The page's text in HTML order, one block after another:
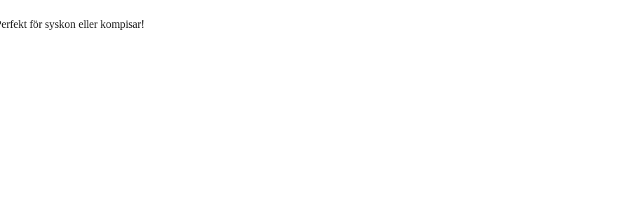
för syskon eller kompisar!